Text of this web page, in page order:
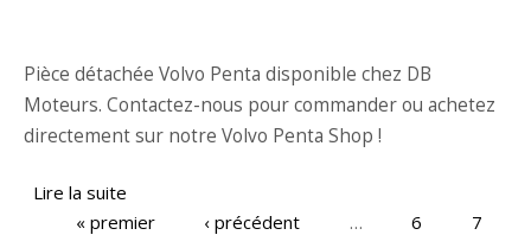
Pièce détachée Volvo Penta disponible chez DB
Moteurs. Contactez-nous pour commander ou achetez
directement sur notre Volvo Penta Shop !
Lire la suite
« premier ‹ précédent … 6
7